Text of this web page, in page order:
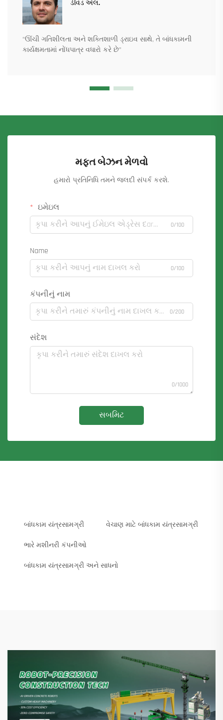
ડેવિડ એલ.
“ઊંચી ગતિશીલતા અને શક્તિશાળી ડ્રાઇવ સાથે, તે બાંધકામની
કાર્યક્ષમતામાં નોંધપાત્ર વધારો કરે છે”
મફત બેઝન મેળવો
હમારો પ્રતિનિધિ તમને જલદી સંપર્ક કરશે.
ઇમેઇલ
0/100
Name
0/100
કંપનીનું નામ
0/200
સંદેશ
0/1000
સબમિટ
બાંધકામ યંત્રસામગ્રી વેચાણ માટે બાંધકામ યંત્રસામગ્રી
ભારે મશીનરી કંપનીઓ
બાંધકામ યંત્રસામગ્રી અને સાધનો